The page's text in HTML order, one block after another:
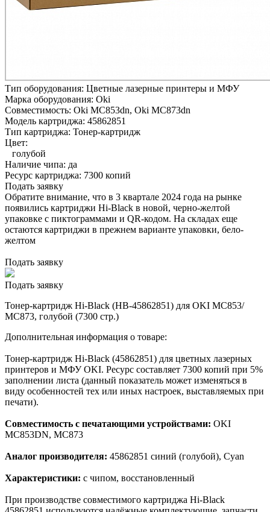
Тип оборудования: Цветные лазерные принтеры и МФУ
Марка оборудования: Oki
Совместимость: Oki MC853dn, Oki MC873dn
Модель картриджа: 45862851
Тип картриджа: Тонер-картридж
Цвет:
голубой
Наличие чипа: да
Ресурс картриджа: 7300 копий
Подать заявку
Обратите внимание, что в 3 квартале 2024 года на рынке
появились картриджи Hi-Black в новой, черно-желтой
упаковке с пиктограммами и QR-кодом. На складах еще
остаются картриджи в прежнем варианте упаковки, бело-
желтом
Подать заявку
Подать заявку
Тонер-картридж Hi-Black (HB-45862851) для OKI MC853/
MC873, голубой (7300 стр.)
Дополнительная информация о товаре:
Тонер-картридж Hi-Black (45862851) для цветных лазерных
принтеров и МФУ OKI. Ресурс составляет 7300 копий при 5%
заполнении листа (данный показатель может изменяться в
виду особенностей тех или иных настроек, выставляемых при
печати).
Совместимость с печатающими устройствами: OKI
MC853DN, MC873
Аналог производителя: 45862851 синий (голубой), Cyan
Характеристики: с чипом, восстановленный
При производстве совместимого картриджа Hi-Black